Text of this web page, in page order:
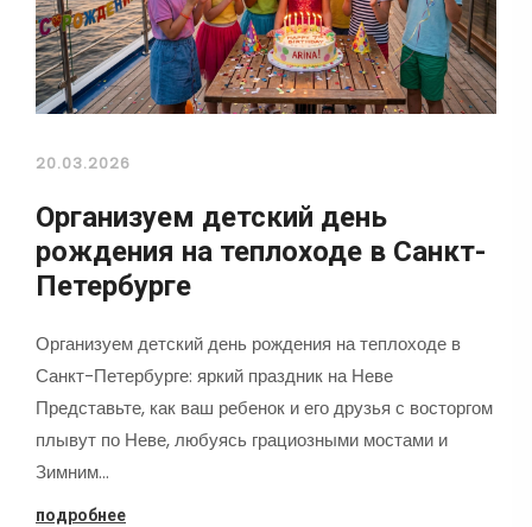
20.03.2026
Организуем детский день
рождения на теплоходе в Санкт-
Петербурге
Организуем детский день рождения на теплоходе в
Санкт-Петербурге: яркий праздник на Неве
Представьте, как ваш ребенок и его друзья с восторгом
плывут по Неве, любуясь грациозными мостами и
Зимним…
подробнее